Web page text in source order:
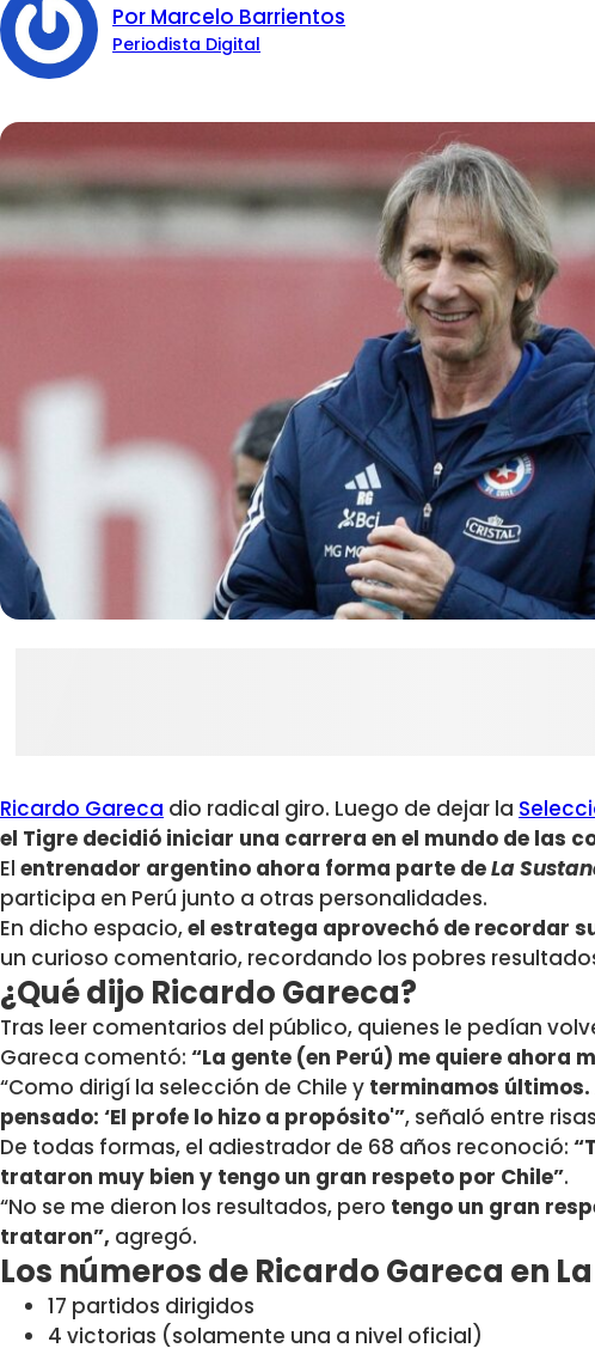
Por Marcelo Barrientos
Periodista Digital
Ricardo Gareca dio radical giro. Luego de dejar la
el Tigre decidió iniciar una carrera en el mundo de las
El entrenador argentino ahora forma parte deLa
participa en Perú junto a otras personalidades.
En dicho espacio,el estratega aprovechó de recordar
un curioso comentario, recordando los pobres
¿Qué dijo Ricardo Gareca?
Tras leer comentarios del público, quienes le pedían
Gareca comentó: “La gente (en Perú) me quiere ahora
“Como dirigí la selección de Chile y terminamos últimos.
pensado: ‘El profe lo hizo a propósito'”, señaló entre
De todas formas, el adiestrador de 68 años reconoció:
trataron muy bien y tengo un gran respeto por Chile”.
“No se me dieron los resultados, pero tengo un gran
trataron”, agregó.
Los números de Ricardo Gareca en
17 partidos dirigidos
4 victorias (solamente una a nivel oficial)